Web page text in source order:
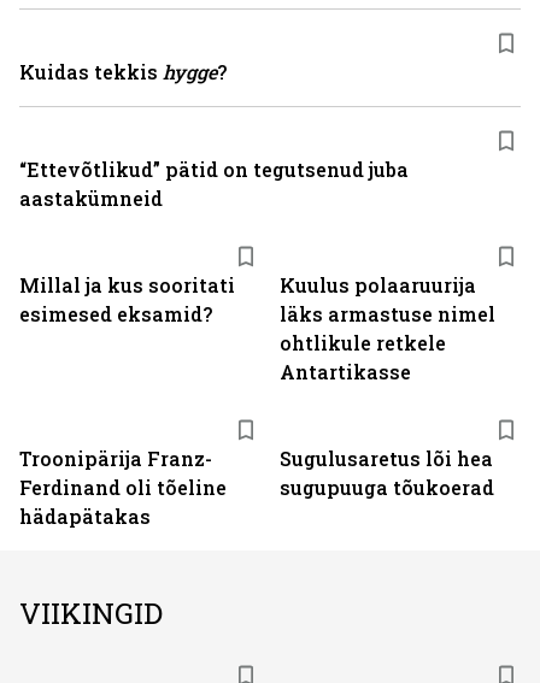
Millal ja kus sooritati
esimesed eksamid?
Kuulus polaaruurija
läks armastuse nimel
ohtlikule retkele
Antartikasse
Troonipärija Franz-
Ferdinand oli tõeline
hädapätakas
Sugulusaretus lõi hea
sugupuuga tõukoerad
Kuidas tekkis hygge?
“Ettevõtlikud” pätid on tegutsenud juba
aastakümneid
VIIKINGID